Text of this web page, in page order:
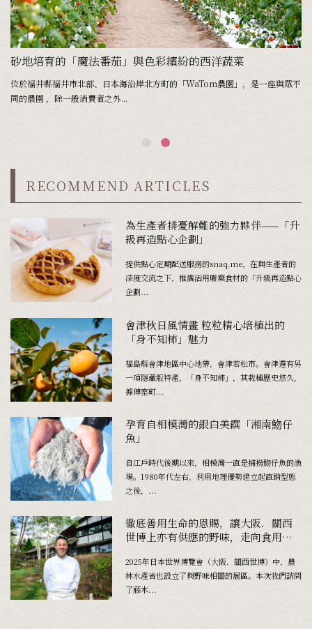
砂地培育的「魔法番茄」與色彩繽紛的西洋蔬菜
位於福井縣福井市北部、日本海沿岸北方町的「WaTom農園」，是一座與眾不
同的農園 ，除一般消費者之外...
RECOMMEND ARTICLES
為生產者排憂解難的強力夥伴——「升
級再造點心企劃」
提供點心定期配送服務的snaq.me，在與生產者的
深度交流之下，推廣活用廢棄食材的「升級再造點心
企劃...
會津秋日風情畫 粒粒精心培植出的
「身不知柿」魅力
福島縣會津地區中心地帶，會津若松市。會津還有另
一項隱藏版特產，「身不知柿」，其栽種歷史悠久，
據傳室町...
孕育自相模灣的銀白美饌「湘南魩仔
魚」
自江戶時代後期以來，相模灣一直是捕撈魩仔魚的漁
場。1980年代左右，利用地理優勢建立起直銷型態
之後，...
徹底善用生命的恩賜，讓大阪．關西
世博上亦有供應的野味，走向食用肉
品的新基準
2025年日本世界博覽會（大阪．關西世博）中，農
林水產省也設立了與野味相關的展區。本次我們訪問
了藤木...